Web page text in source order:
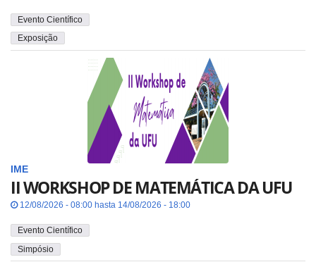
Evento Científico
Exposição
IME
II WORKSHOP DE MATEMÁTICA DA UFU
12/08/2026 - 08:00 hasta 14/08/2026 - 18:00
Evento Científico
Simpósio